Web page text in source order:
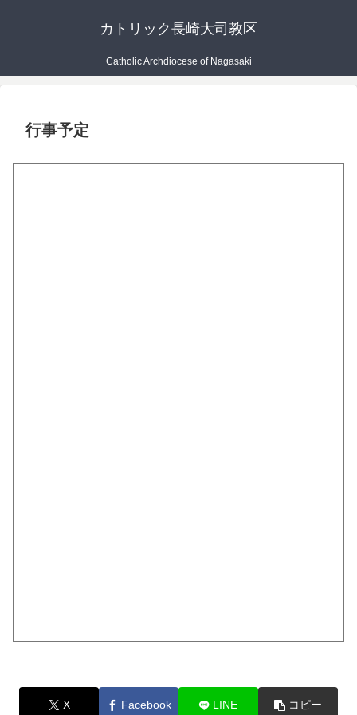
カトリック長崎大司教区
Catholic Archdiocese of Nagasaki
行事予定
X Facebook LINE コピー